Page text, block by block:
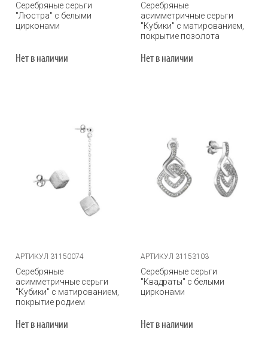
Серебряные серьги
"Люстра" с белыми
цирконами
Нет в наличии
Серебряные
асимметричные серьги
"Кубики" с матированием,
покрытие позолота
Нет в наличии
АРТИКУЛ 31150074
Серебряные
асимметричные серьги
"Кубики" с матированием,
покрытие родием
Нет в наличии
АРТИКУЛ 31153103
Серебряные серьги
"Квадраты" с белыми
цирконами
Нет в наличии